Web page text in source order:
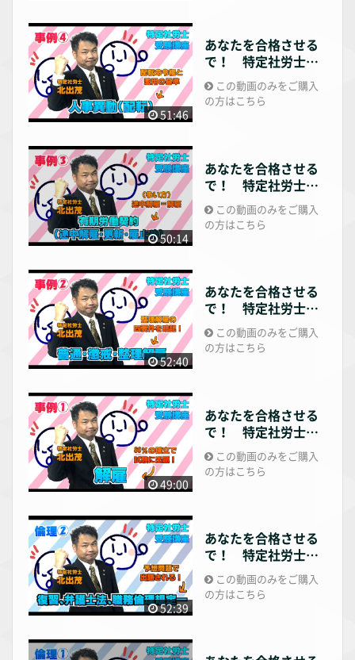
51:46
あなたを合格させる
で！ 特定社労士講
座 事例編4
この動画のみをご購入
の方はこちら
50:14
あなたを合格させる
で！ 特定社労士講
座 事例編3
この動画のみをご購入
の方はこちら
52:40
あなたを合格させる
で！ 特定社労士講
座 事例編2
この動画のみをご購入
の方はこちら
49:00
あなたを合格させる
で！ 特定社労士講
座 事例編1
この動画のみをご購入
の方はこちら
52:39
あなたを合格させる
で！ 特定社労士講
座 倫理編2
この動画のみをご購入
の方はこちら